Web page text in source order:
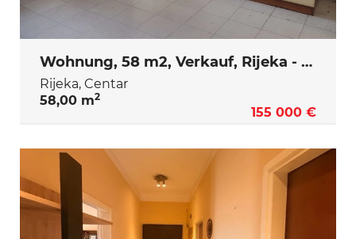
Wohnung, 58 m2, Verkauf, Rijeka - Centar
Rijeka, Centar
58,00 m2
155 000 €